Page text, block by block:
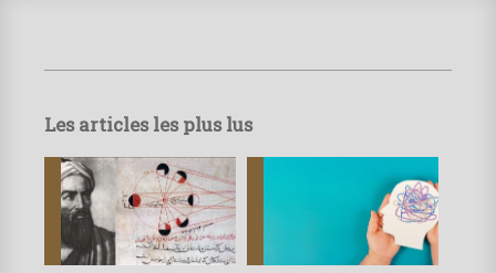
Les articles les plus lus